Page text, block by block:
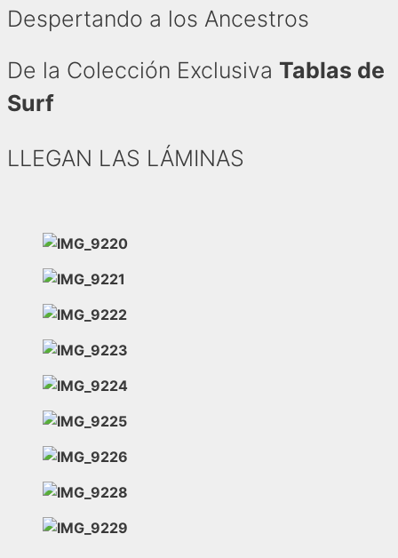
Despertando a los Ancestros
De la Colección Exclusiva Tablas de
Surf
LLEGAN LAS LÁMINAS